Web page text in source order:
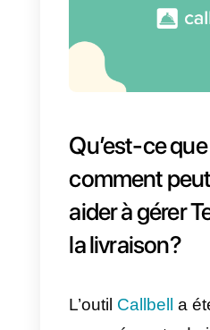
plusieurs
clientèle qui
chats.
disposez de
qui parvient
faciliter les